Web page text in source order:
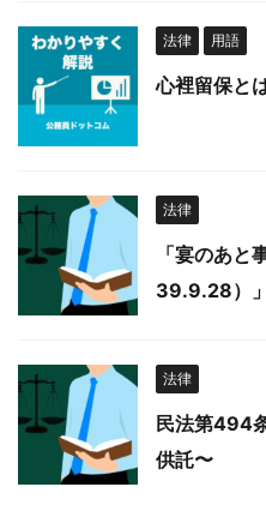
法律 用語
心裡留保と
法律
「宴のあと
39.9.28）」
法律
民法第494
供託〜